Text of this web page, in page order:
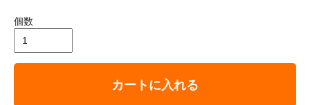
個数
カートに入れる